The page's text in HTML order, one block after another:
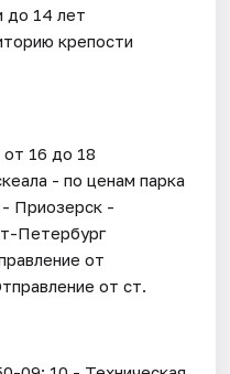
до 14 лет
крепости
16 до 18
- по ценам парка
Приозерск -
Петербург
от
от ст.